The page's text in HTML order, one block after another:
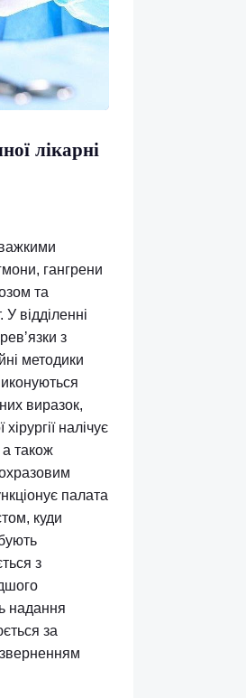
клінічної лікарні
пацієнтів з важкими
флегмони, гангрени
атеросклерозом та
панкреатит. У відділенні
та перевʼязки з
інноваційні методики
Також виконуються
трофічних виразок,
гнійної хірургії налічує
зручностями, а також